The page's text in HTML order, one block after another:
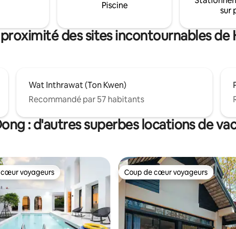
peut dormir sur le
Veuillez prendre des
avec nous avant de réserver.
équipée ✅ WiFi rapide (WFH
comme un habitant. 📅 Réservez dès
maintenant pour garantir votre
Piscine
sur
des sites incontournables de
Wat Inthrawat (Ton Kwen)
Recommandé par 57 habitants
: d'autres superbes locations de
cœur voyageurs
voyageurs Coup de cœur voyageurs
Coup de cœur voyageurs